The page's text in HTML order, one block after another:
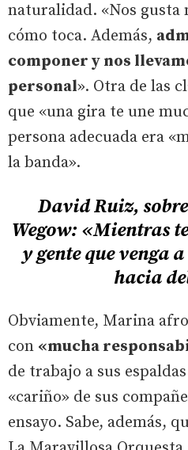
naturalidad. «Nos gusta
cómo toca. Además,
componer y nos
personal». Otra de las
que «una gira te une
persona adecuada era
la banda».
David Ruiz,
Wegow: «Mientras
y gente que venga
hacia
Obviamente, Marina
con «mucha
de trabajo a sus
«cariño» de sus
ensayo. Sabe, además,